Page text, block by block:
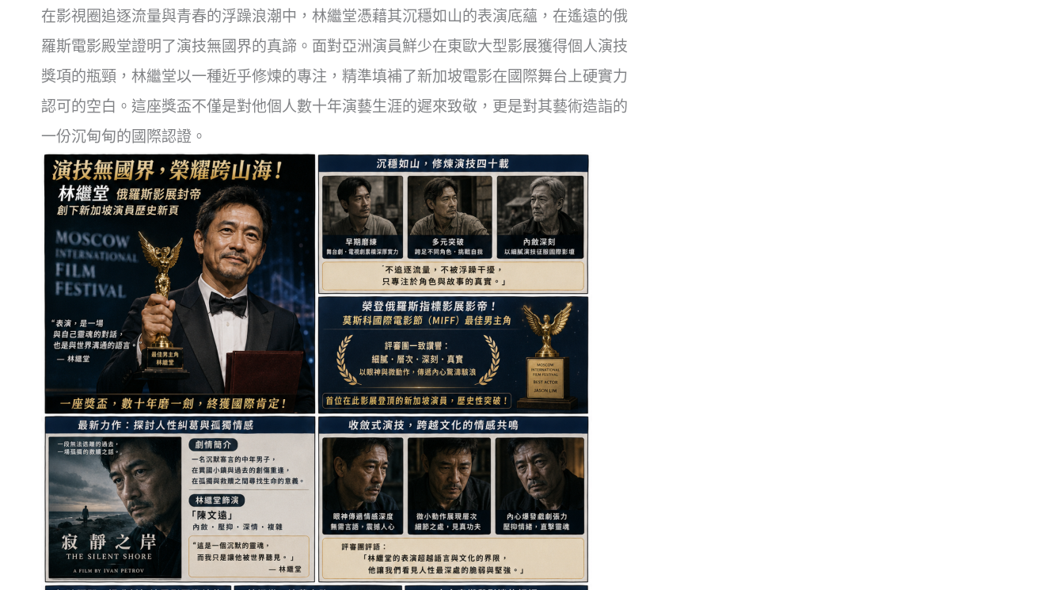
在影視圈追逐流量與青春的浮躁浪潮中，林繼堂憑藉其沉穩如山的表演底蘊，在遙遠的俄
羅斯電影殿堂證明了演技無國界的真諦。面對亞洲演員鮮少在東歐大型影展獲得個人演技
獎項的瓶頸，林繼堂以一種近乎修煉的專注，精準填補了新加坡電影在國際舞台上硬實力
認可的空白。這座獎盃不僅是對他個人數十年演藝生涯的遲來致敬，更是對其藝術造詣的
一份沉甸甸的國際認證。